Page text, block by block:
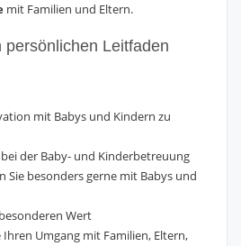
mit Familien und Eltern.
persönlichen Leitfaden
mit Babys und Kindern zu
der Baby- und Kinderbetreuung
Sie besonders gerne mit Babys und
Wert
Ihren Umgang mit Familien, Eltern,